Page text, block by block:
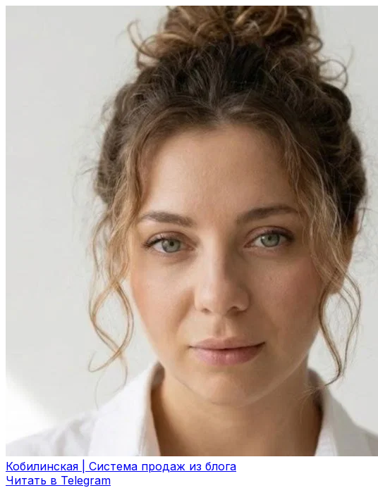
Кобилинская | Система продаж из блога
Читать в Telegram